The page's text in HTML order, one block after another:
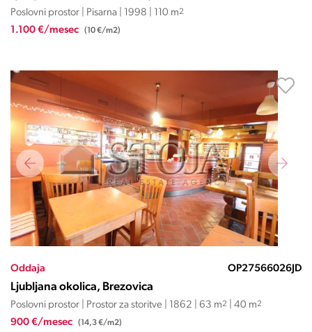
Poslovni prostor | Pisarna | 1998 | 110 m2
1.100 €/mesec (10 €/m2)
Oddaja OP27566026JD
Ljubljana okolica, Brezovica
Poslovni prostor | Prostor za storitve | 1862 | 63 m2 | 40 m2
900 €/mesec (14,3 €/m2)